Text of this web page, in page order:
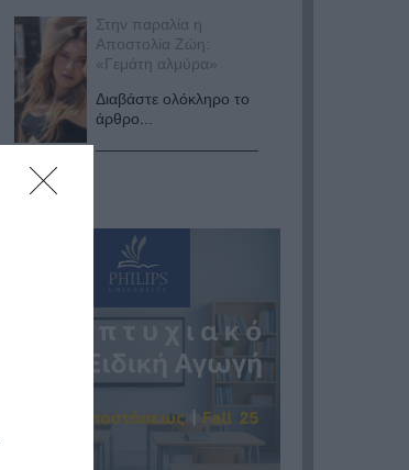
Στην παραλία η
Αποστολία Ζώη:
«Γεμάτη αλμύρα»
Διαβάστε ολόκληρο το
άρθρο...